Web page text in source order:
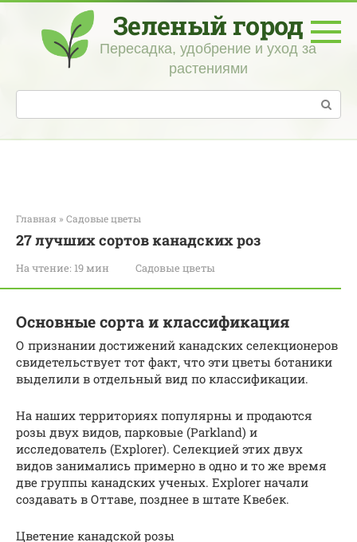
Перейти
контенту
Зеленый город
Пересадка, удобрение и уход за
растениями
Поиск:
Главная » Садовые цветы
27 лучших сортов канадских роз
На чтение: 19 мин Садовые цветы
Основные сорта и классификация
О признании достижений канадских селекционеров
свидетельствует тот факт, что эти цветы ботаники
выделили в отдельный вид по классификации.
На наших территориях популярны и продаются
розы двух видов, парковые (Parkland) и
исследователь (Explorer). Селекцией этих двух
видов занимались примерно в одно и то же время
две группы канадских ученых. Explorer начали
создавать в Оттаве, позднее в штате Квебек.
Цветение канадской розы